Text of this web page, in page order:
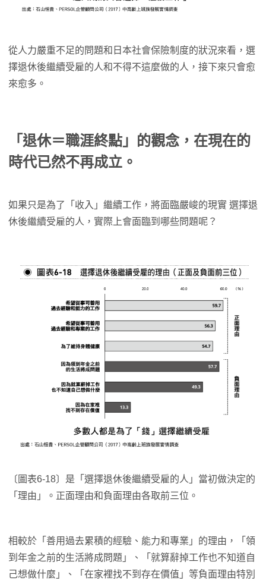
從人力嚴重不足的問題和日本社會保險制度的狀況來看，選
擇退休後繼續受雇的人和不得不這麼做的人，接下來只會愈
來愈多。
「退休＝職涯終點」的觀念，在現在的
時代已然不再成立。
如果只是為了「收入」繼續工作，將面臨嚴峻的現實 選擇退
休後繼續受雇的人，實際上會面臨到哪些問題呢？
〔圖表6-18〕是「選擇退休後繼續受雇的人」當初做決定的
「理由」。正面理由和負面理由各取前三位。
相較於「善用過去累積的經驗、能力和專業」的理由，「領
到年金之前的生活將成問題」、「就算辭掉工作也不知道自
己想做什麼」、「在家裡找不到存在價值」等負面理由特別